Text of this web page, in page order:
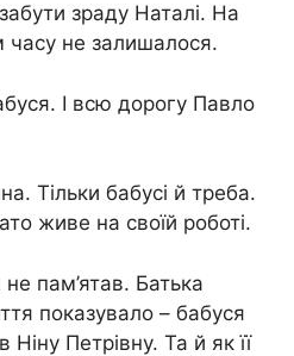
зраду Наталі. На
часу не залишалося.
І всю дорогу Павло
Тільки бабусі й треба.
живе на своїй роботі.
пам’ятав. Батька
показувало – бабуся
Петрівну. Та й як її